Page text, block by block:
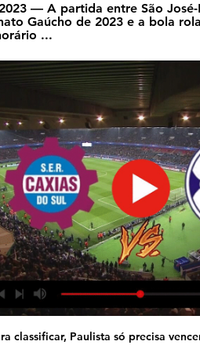
— A partida entre São José-
Gaúcho de 2023 e a bola
...
vez que se atingiu tal percentagem.

Transmissão ao VIVO na Tela da Band HD Brasil. Ancora Ricardo Boechat. Postado por. VTV SBT HD Atibaia SP no AR. TV Tarobá Band HD Foz do Iguaçu PR no AR.. TV SIC Record HD Candeias de Jamari RO no AR. XV de Piracicaba 2 X 0 Independente - Copa Paulist...

São José x Inter: detalhes, horário e onde assistir ao jogo há 4 dias — O Placar UOL também acompanha a partida ao vivo. O Inter recebe o Brasil de Pelotas na quarta (14), enquanto o São José visita o Caxias um dia ...

Ivo Viera tem sido uma das figuras em destaque na época do Moreirense FC Fonte: Moreirense FC. O que me dá ideia é que o Moreirense é neste momento um clube onde se vive um ambiente bastante positivo e tudo isso é, como bem sabemos, meio caminho andado para as coisas correrem bem.

O Hospital da Senhora da Oliveira Guimarães, através do seu Centro de Referência de Doenças Lisossomais de Sobrecarga (DLS), organiza a Reunião «Doenças Lisossomais de Sobrecarga: Actuais Desafios no Diagnóstico e Terapêutica», que se realizará no auditório do Hospital no próximo dia de 15 de Dezembro de 2017.

São José – Liga Nacional de Basquete Portal Oficial da Liga Nacional de Basquete - Portal de Notícias, Classificação, Jogos, Atletas, Equipes, Estatísticas do Basquete Brasileiro.

PONTE PRETA X VILA NOVA - BRASILEIRÃO 2019, Associação Atlética Ponte Preta. Patrocinadores Loja oficial da macaca. Associação Atlética Ponte Preta. Site Oficial. o Clube O Clube. Ao longo do tempo, a Ponte Preta fortaleceu o futebol regional e tornou.

Mantenha-me conectado. Esqueceu sua senha? BR PT; EN; ES;. São Bento X Ponte Preta; Maior goleada: 3 x 0. Vasco X Resende; Pior derrota: 1 x 2.. Ponte Preta X Santos; Ponte Preta X Palmeiras; Ituano X Ponte Preta; Ponte Preta X São Bernardo; Mais repetido: 1 x 1. Vasco X Flamengo; Vasco X Flamengo; Botafogo X Vasco; Últimos jogos.

Ezequiel Garay está a viver uma excelente temporada com a camisola do Benfica, destacando-se pela segurança que oferece ao eixo defensivo encarnado, mas, também, pela eficácia goleadora, uma vez que o internacional argentino já soma sete tentos, estando a apenas dois dos nove que apontou em 2006/07, pelo Racing Santander.

Transmissão ao vivo de Primeira Igreja Batista da Barra da Tijuca Primeira Igreja Batista da Barra da Tijuca. Loading. MANSÃO BARRA DA TIJUCA DECORADA MOBILIADA 1.000M² CAMPO DE FUTEBOL E CINEMA - Muller Imóveis Rj - Duration: 16:47. Muller Imóveis Rj 28,339 views. New;

Assistir Ponte Preta x Monte Azul AO VIVO pelo Campeonato Paulista no Justin.tv – Assistir jogo ao vivo e Grátis transmissão 23/01/2010 de Ponte Preta x Monte Azul; Assistir Bragantino x Portuguesa AO VIVO pelo Campeonato Paulista no Justin.tv – Assistir jogo ao vivo e Grátis transmissão 23/01/2010 de Bragantino x Portuguesa

A Oliveirense sai em vantagem na final da Liga de basquetebol. A equipa de Oliveira de Azeméis venceu o Benfica por 85-75, neste sábado, no primeiro jogo da final do playoff. A Oliveirense chegou ao intervalo a vencer por 47-32, mas no terceiro período o Benfica …

Jogos de hoje (27/01/24): onde assistir futebol ao vivo 27 de jan. de 2024 — Caxias x São Luiz — 16h — ge; Internacional x Ypiranga/RS — 16h30 — RBS TV, Sportv e Premiere; São José/RS x Juventude — 19h — Premiere; Novo ...

El jogo Santos x U de Chile Ao Vivo será transmitido em vários canais de TV internacionais, mas você sabe que você pode assistir ao vivo gratuitamente pela Internet.<br /><br />O Santos visita a Universidad de Chile, no Estádio Nacional, em Santiago-Chile, às 22h (de Brasília), pelo jogo de ida da final da Recopa Sul-Americana 2012.

Maior tempestade deste século devasta Barbuda, passa raspando Porto Rico com ventos de 295 quilômetros por hora e avança para Cuba sem perder seu status de perigo extremo, tendo a …

AO VIVO (com imagens): São José x Caxias | 26/01/2023 2:13:43A RÁDIO GAÚCHA e GZH acompanham o duelo entre São José e Caxias pelo Campeonato Gaúcho de 2023, direto do Estádio Francisco Novelletto Neto.YouTube · GZH · 27 de jan. de 2023

São José dos Campos, São Paulo Capacity: 15317 Address: Rua Ana Gonçalves da Cunha 340, Bairro Jardim Jussara. Mauaense. Estádio Municipal Pedro Benedetti City: Mauá, São Paulo. Estádio Dr. Jayme Pinheiro de Ulhôa Cintra City: Jundiaí, São Paulo Capacity: 14771 Address: Avenida Jurandyr de Souza Lima. Primavera SP. Estádio Ítalo.

Assistir São José x Internacional HD 11/02/2024 ao vivo há 4 dias — Assistir São José x Internacional ao vivo pelo Campeonato Gaúcho hoje dia 11/02/2024, assista